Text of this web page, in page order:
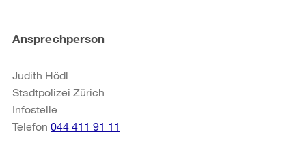
Weitere
Informationen
Ansprechperson
Judith Hödl
Stadtpolizei Zürich
Infostelle
Telefon 044 411 91 11